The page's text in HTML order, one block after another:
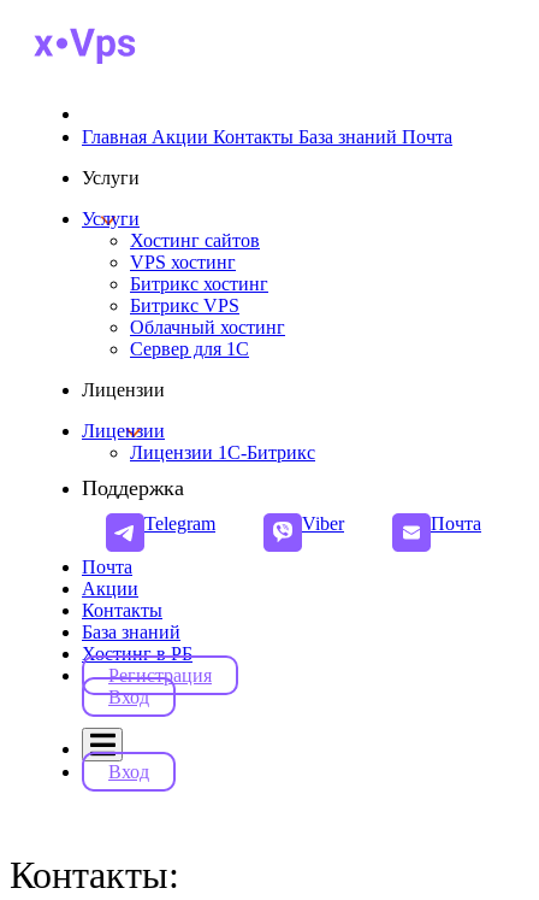
Главная Акции Контакты База знаний Почта
Услуги
Услуги
Хостинг сайтов
VPS хостинг
Битрикс хостинг
Битрикс VPS
Облачный хостинг
Cервер для 1С
Лицензии
Лицензии
Лицензии 1С-Битрикс
Поддержка
Telegram Viber Почта
Почта
Акции
Контакты
База знаний
Хостинг в РБ
Регистрация
Вход
Вход
Контакты: